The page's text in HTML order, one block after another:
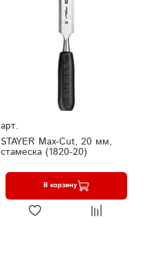
арт.
STAYER Max-Cut, 20 мм,
стамеска (1820-20)
В корзину